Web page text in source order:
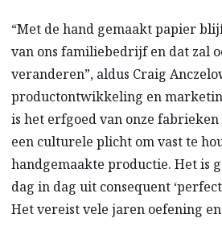
“Met de hand gemaakt papier
van ons familiebedrijf en dat zal
veranderen”, aldus Craig
productontwikkeling en
is het erfgoed van onze fabrieken
een culturele plicht om vast te
handgemaakte productie. Het is
dag in dag uit consequent
Het vereist vele jaren oefening